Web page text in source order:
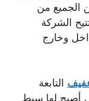
الجميع من
الشركة
وخارج
التابعة
أصبح لها سيط